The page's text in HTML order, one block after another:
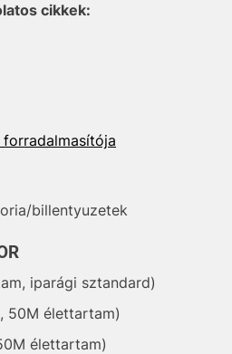
cikkek:
billentyuzetek
iparági sztandard)
50M élettartam)
élettartam)